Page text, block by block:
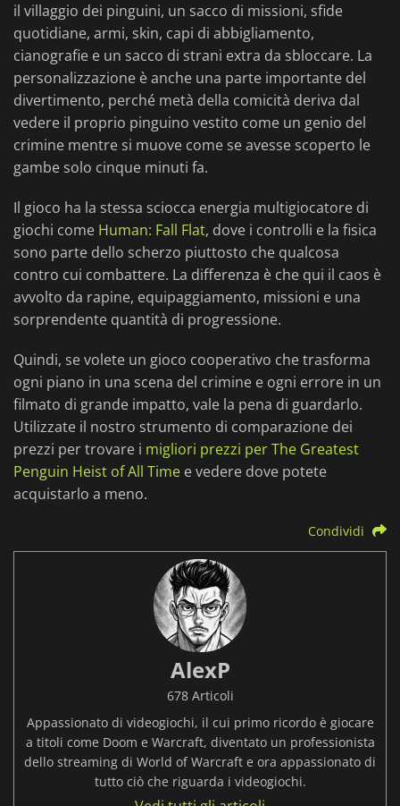
il villaggio dei pinguini, un sacco di missioni, sfide
quotidiane, armi, skin, capi di abbigliamento,
cianografie e un sacco di strani extra da sbloccare. La
personalizzazione è anche una parte importante del
divertimento, perché metà della comicità deriva dal
vedere il proprio pinguino vestito come un genio del
crimine mentre si muove come se avesse scoperto le
gambe solo cinque minuti fa.
Il gioco ha la stessa sciocca energia multigiocatore di
giochi come Human: Fall Flat, dove i controlli e la fisica
sono parte dello scherzo piuttosto che qualcosa
contro cui combattere. La differenza è che qui il caos è
avvolto da rapine, equipaggiamento, missioni e una
sorprendente quantità di progressione.
Quindi, se volete un gioco cooperativo che trasforma
ogni piano in una scena del crimine e ogni errore in un
filmato di grande impatto, vale la pena di guardarlo.
Utilizzate il nostro strumento di comparazione dei
prezzi per trovare i migliori prezzi per The Greatest
Penguin Heist of All Time e vedere dove potete
acquistarlo a meno.
Condividi
AlexP
678 Articoli
Appassionato di videogiochi, il cui primo ricordo è giocare
a titoli come Doom e Warcraft, diventato un professionista
dello streaming di World of Warcraft e ora appassionato di
tutto ciò che riguarda i videogiochi.